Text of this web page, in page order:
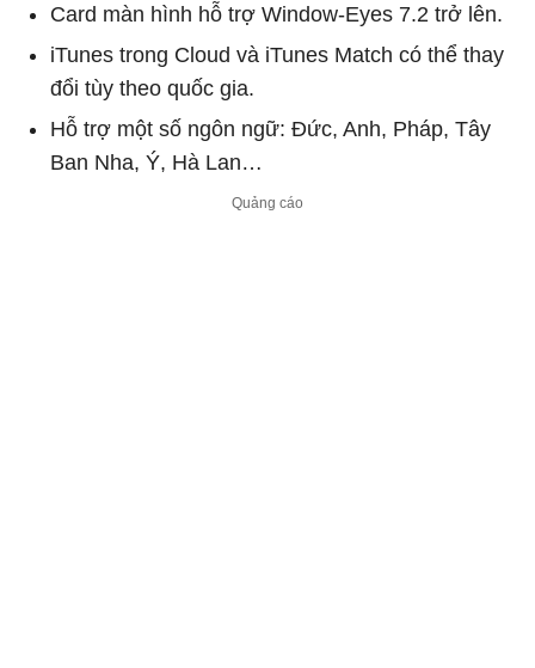
Card màn hình hỗ trợ Window-Eyes 7.2 trở lên.
iTunes trong Cloud và iTunes Match có thể thay
đổi tùy theo quốc gia.
Hỗ trợ một số ngôn ngữ: Đức, Anh, Pháp, Tây
Ban Nha, Ý, Hà Lan…